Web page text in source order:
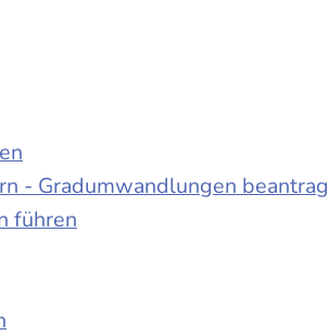
- Gradumwandlungen
führen